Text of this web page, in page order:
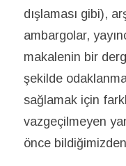
dışlaması gibi),
ambargolar,
makalenin bir
şekilde
sağlamak için
vazgeçilmeyen
önce